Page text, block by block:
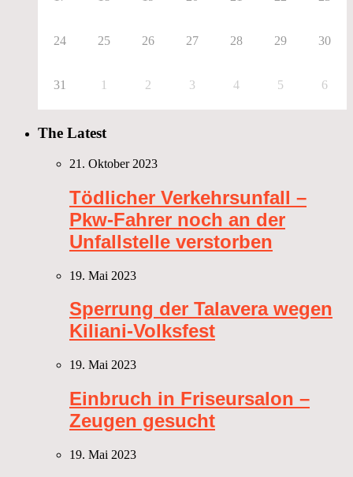
24 25 26 27 28 29 30
31 1 2 3 4 5 6
The Latest
21. Oktober 2023
Tödlicher Verkehrsunfall –
Pkw-Fahrer noch an der
Unfallstelle verstorben
19. Mai 2023
Sperrung der Talavera wegen
Kiliani-Volksfest
19. Mai 2023
Einbruch in Friseursalon –
Zeugen gesucht
19. Mai 2023